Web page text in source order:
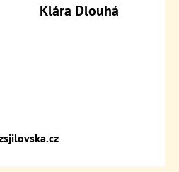
Klára Dlouhá